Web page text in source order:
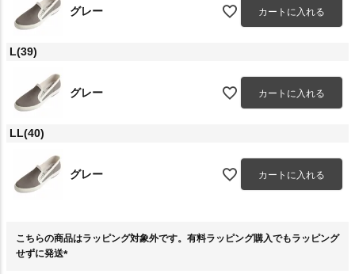
グレー カートに入れる
L(39)
グレー カートに入れる
LL(40)
グレー カートに入れる
こちらの商品はラッピング対象外です。有料ラッピング購入でもラッピング
せずに発送